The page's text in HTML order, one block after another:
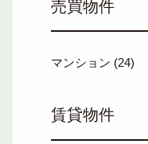
売買物件
マンション (24)
賃貸物件